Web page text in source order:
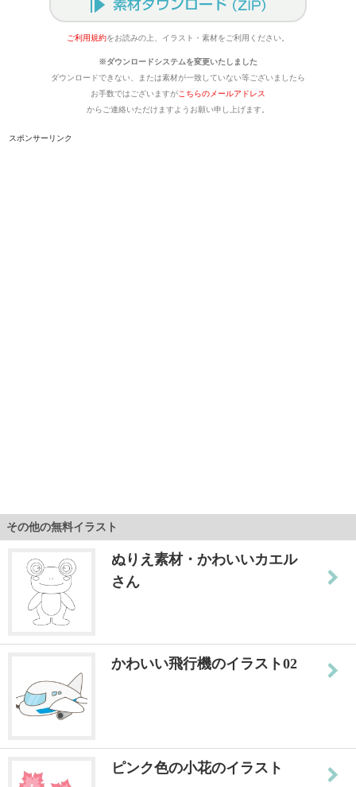
ご利用規約をお読みの上、イラスト・素材をご利用ください。
※ダウンロードシステムを変更いたしました
ダウンロードできない、または素材が一致していない等ございましたら
お手数ではございますがこちらのメールアドレス
からご連絡いただけますようお願い申し上げます。
スポンサーリンク
その他の無料イラスト
ぬりえ素材・かわいいカエル
さん
かわいい飛行機のイラスト02
ピンク色の小花のイラスト